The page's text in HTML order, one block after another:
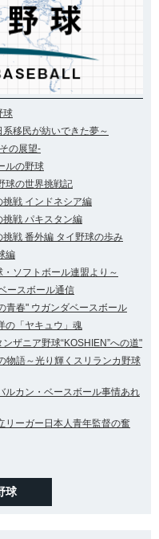
球
移民が紡いできた夢～
の展望-
ルの野球
球の世界挑戦記
戦 インドネシア編
戦 パキスタン編
戦 番外編 タイ野球の歩み
編
ソフトボール連盟より～
ースボール通信
青春" ウガンダベースボール
の「ヤキュウ」魂
ザニア野球“KOSHIEN”への道"
物語～光り輝くスリランカ野球
ルカン・ベースボール事情あれ
リーガー日本人青年監督の奮
球